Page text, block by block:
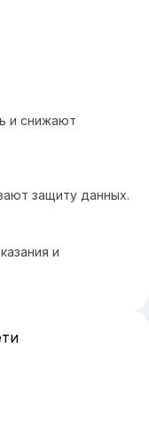
и снижают
защиту данных.
и